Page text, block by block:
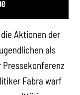
Aktionen der
als
Fabra warf